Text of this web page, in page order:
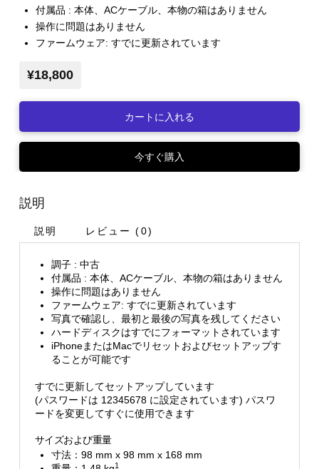
付属品 : 本体、ACケーブル、本物の箱はありません
操作に問題はありません
ファームウェア: すでに更新されています
¥18,800
カートに入れる
今すぐ購入
説明
説明 レビュー (0)
調子 : 中古
付属品 : 本体、ACケーブル、本物の箱はありません
操作に問題はありません
ファームウェア: すでに更新されています
写真で確認し、最初と最後の写真を残してください
ハードディスクはすでにフォーマットされています
iPhoneまたはMacでリセットおよびセットアップす
ることが可能です
すでに更新してセットアップしています
(パスワードは 12345678 に設定されています) パスワ
ードを変更してすぐに使用できます
サイズおよび重量
寸法：98 mm x 98 mm x 168 mm
1